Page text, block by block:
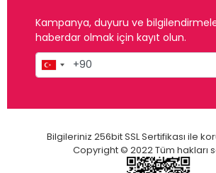
Kampanya, duyuru ve
haberdar olmak için kayıt olun.
Bilgileriniz 256bit SSL Sertifikası ile
Copyright © 2022 Tüm hakları